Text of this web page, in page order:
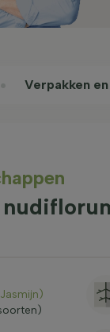
Verpakken